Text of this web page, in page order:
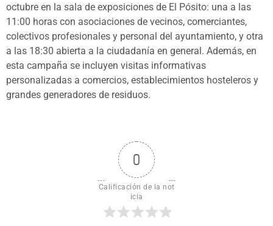
octubre en la sala de exposiciones de El Pósito: una a las
11:00 horas con asociaciones de vecinos, comerciantes,
colectivos profesionales y personal del ayuntamiento, y otra
a las 18:30 abierta a la ciudadanía en general. Además, en
esta campaña se incluyen visitas informativas
personalizadas a comercios, establecimientos hosteleros y
grandes generadores de residuos.
0
Calificación de la not
icia